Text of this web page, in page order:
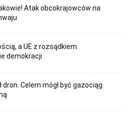
Atak obcokrajowców na
a UE z rozsądkiem.
demokracji
dron. Celem mógł być gazociąg